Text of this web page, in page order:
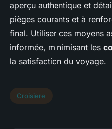
aperçu authentique et
pièges courants et à
final. Utiliser ces moyens
informée, minimisant les
la satisfaction du voyage.
Croisiere